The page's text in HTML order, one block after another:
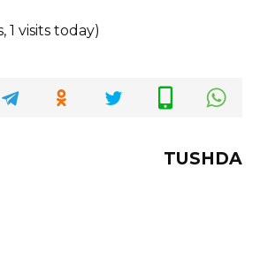
1 visits today)
TUSHDA